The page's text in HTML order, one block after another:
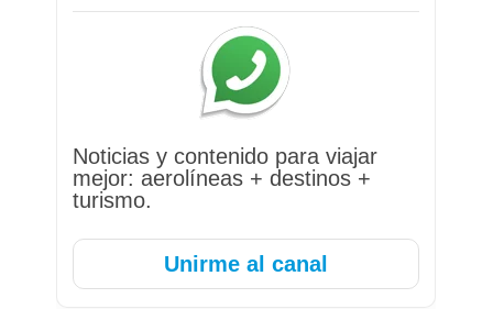
Noticias y contenido para viajar
mejor: aerolíneas + destinos +
turismo.
Unirme al canal